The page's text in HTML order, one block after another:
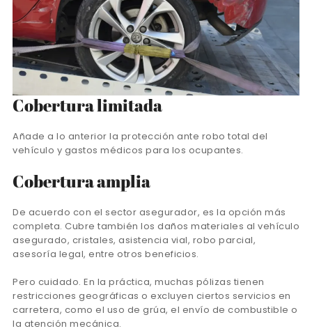
Cobertura limitada
Añade a lo anterior la protección ante robo total del
vehículo y gastos médicos para los ocupantes.
Cobertura amplia
De acuerdo con el sector asegurador, es la opción más
completa. Cubre también los daños materiales al vehículo
asegurado, cristales, asistencia vial, robo parcial,
asesoría legal, entre otros beneficios.
Pero cuidado. En la práctica, muchas pólizas tienen
restricciones geográficas o excluyen ciertos servicios en
carretera, como el uso de grúa, el envío de combustible o
la atención mecánica.